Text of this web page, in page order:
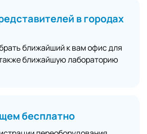
в городах
ближайший к вам офис для
ближайшую лабораторию
бесплатно